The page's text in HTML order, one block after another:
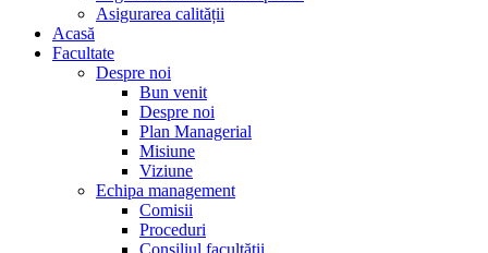
Asigurarea calității
Acasă
Facultate
Despre noi
Bun venit
Despre noi
Plan Managerial
Misiune
Viziune
Echipa management
Comisii
Proceduri
Consiliul facultății